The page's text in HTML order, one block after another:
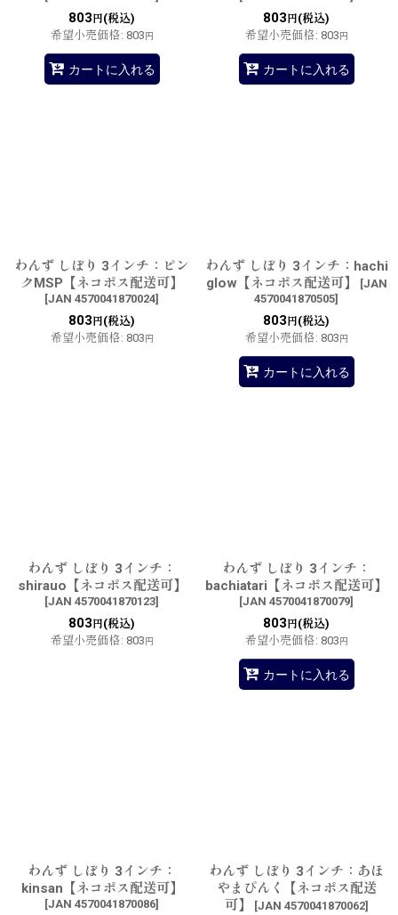
803 円(税込)
希望小売価格: 803 円
カートに入れる
803 円(税込)
希望小売価格: 803 円
カートに入れる
わんず しぼり 3インチ：ピン
クMSP【ネコポス配送可】
[JAN 4570041870024]
803 円(税込)
希望小売価格: 803 円
わんず しぼり 3インチ：hachi
glow【ネコポス配送可】
[JAN
4570041870505]
803 円(税込)
希望小売価格: 803 円
カートに入れる
わんず しぼり 3インチ：
shirauo【ネコポス配送可】
[JAN 4570041870123]
803 円(税込)
希望小売価格: 803 円
わんず しぼり 3インチ：
bachiatari【ネコポス配送可】
[JAN 4570041870079]
803 円(税込)
希望小売価格: 803 円
カートに入れる
わんず しぼり 3インチ：
kinsan【ネコポス配送可】
[JAN 4570041870086]
わんず しぼり 3インチ：あほ
やまぴんく【ネコポス配送
可】
[JAN 4570041870062]